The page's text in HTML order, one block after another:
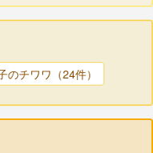
のチワワ（24件）